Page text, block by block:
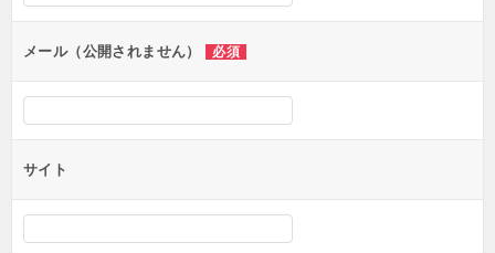
ョ
ンメール（公開されません） 必須
サイト